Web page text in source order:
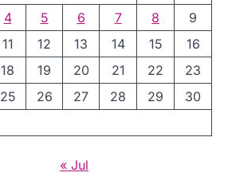
4 5 6 7 8
9
11 12 13 14 15
16
18 19 20 21 22
23
25 26 27 28 29
30
« Jul